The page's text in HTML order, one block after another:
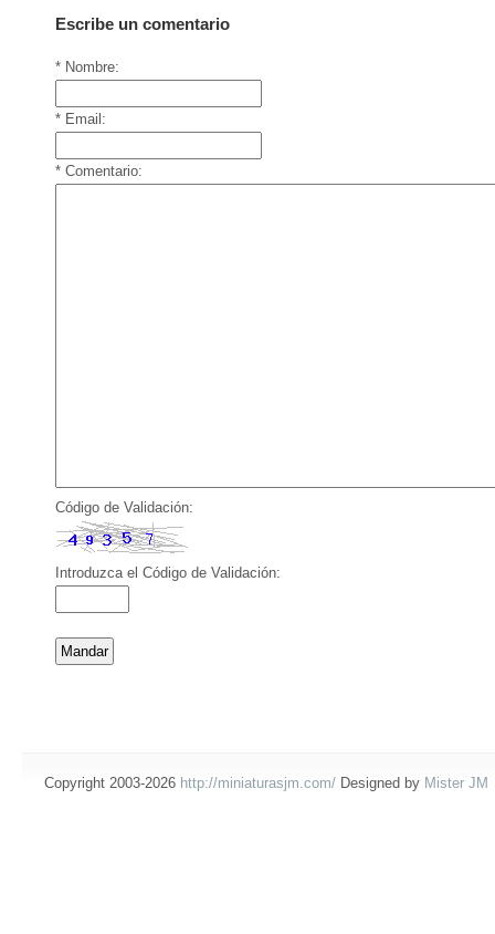
Escribe un comentario
* Nombre:
* Email:
* Comentario:
Código de Validación:
Introduzca el Código de Validación:
Copyright 2003-2026 http://miniaturasjm.com/ Designed by Mister JM